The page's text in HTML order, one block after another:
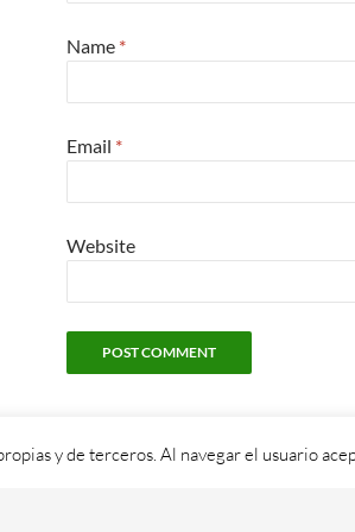
Name *
Email *
Website
y de terceros. Al navegar el usuario